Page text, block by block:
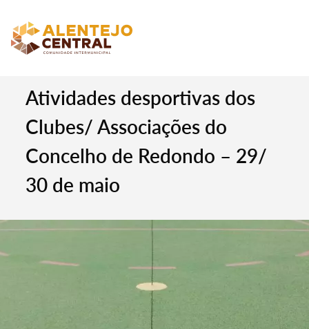
Atividades desportivas dos
Clubes/ Associações do
Concelho de Redondo – 29/
30 de maio